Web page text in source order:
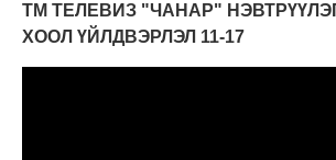
ТМ ТЕЛЕВИЗ "ЧАНАР"
ХООЛ ҮЙЛДВЭРЛЭЛ 11-17